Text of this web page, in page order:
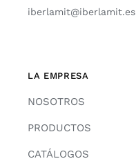
iberlamit@iberlamit.es
LA EMPRESA
NOSOTROS
PRODUCTOS
CATÁLOGOS